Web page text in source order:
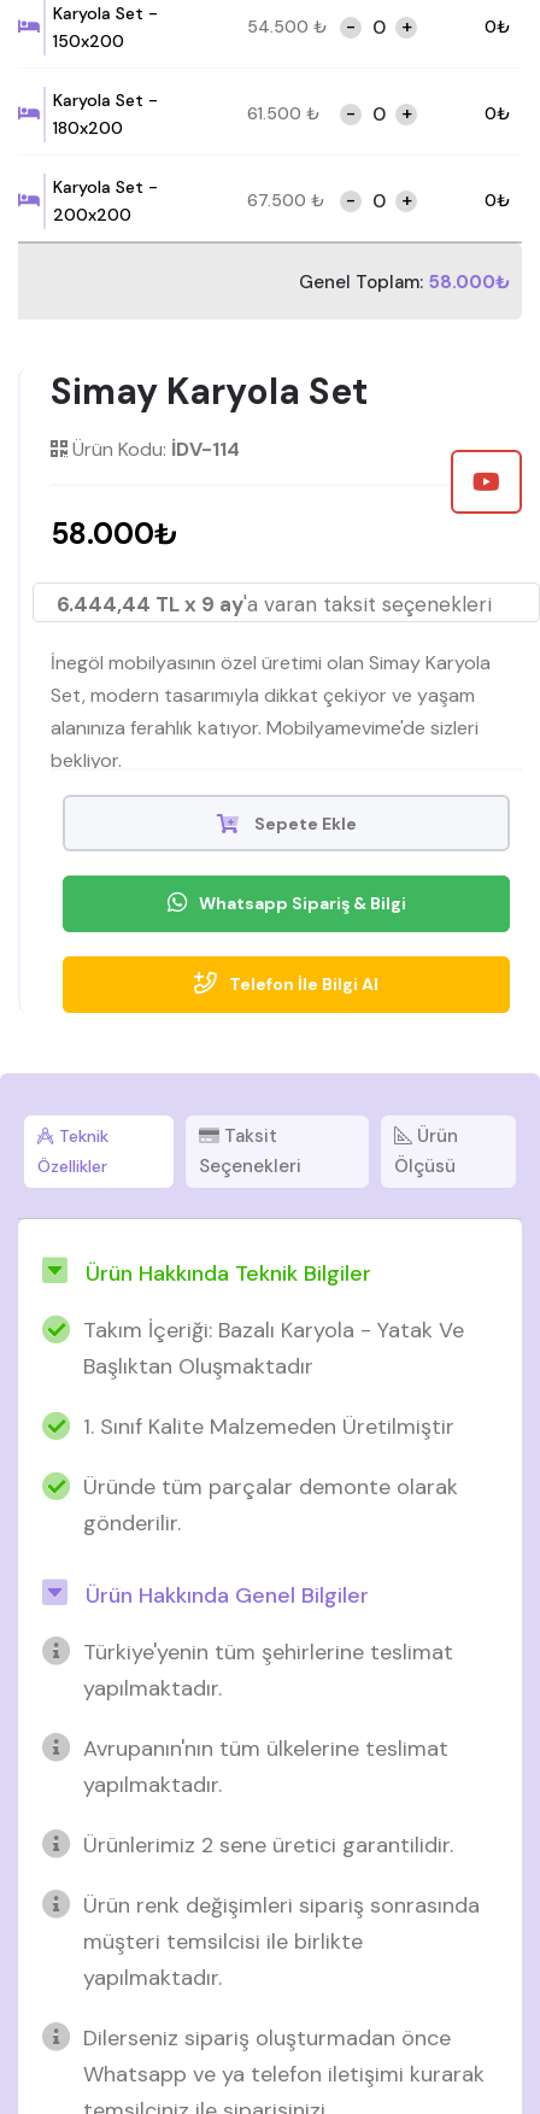
Karyola Set -
150x200
54.500 ₺ - + 0₺
Karyola Set -
180x200
61.500 ₺ - + 0₺
Karyola Set -
200x200
67.500 ₺ - + 0₺
Genel Toplam: 58.000₺
Simay Karyola Set
Ürün Kodu: İDV-114
58.000₺
6.444,44 TL x 9 ay'a varan taksit seçenekleri
İnegöl mobilyasının özel üretimi olan Simay Karyola
Set, modern tasarımıyla dikkat çekiyor ve yaşam
alanınıza ferahlık katıyor. Mobilyamevime'de sizleri
bekliyor.
Sepete Ekle
Whatsapp Sipariş & Bilgi
Telefon İle Bilgi Al
Teknik
Özellikler
Taksit
Seçenekleri
Ürün
Ölçüsü
Ürün Hakkında Teknik Bilgiler
Takım İçeriği: Bazalı Karyola - Yatak Ve
Başlıktan Oluşmaktadır
1. Sınıf Kalite Malzemeden Üretilmiştir
Üründe tüm parçalar demonte olarak
gönderilir.
Ürün Hakkında Genel Bilgiler
Türkiye'yenin tüm şehirlerine teslimat
yapılmaktadır.
Avrupanın'nın tüm ülkelerine teslimat
yapılmaktadır.
Ürünlerimiz 2 sene üretici garantilidir.
Ürün renk değişimleri sipariş sonrasında
müşteri temsilcisi ile birlikte
yapılmaktadır.
Dilerseniz sipariş oluşturmadan önce
Whatsapp ve ya telefon iletişimi kurarak